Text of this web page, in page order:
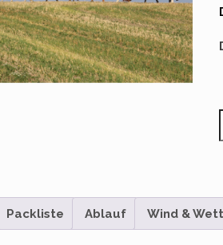
Packliste Ablauf Wind &